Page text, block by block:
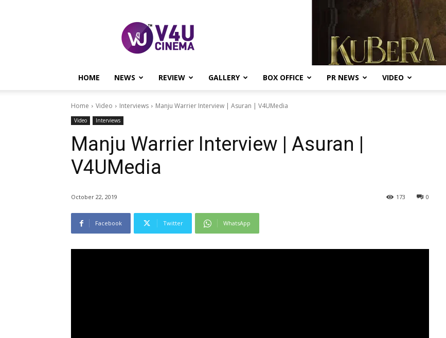
CINEMA
HOME NEWS REVIEW GALLERY BOX OFFICE PR NEWS VIDEO
Home Video Interviews Manju Warrier Interview | Asuran | V4UMedia
Video Interviews
Manju Warrier Interview | Asuran |
V4UMedia
October 22, 2019 0
173
Facebook Twitter WhatsApp